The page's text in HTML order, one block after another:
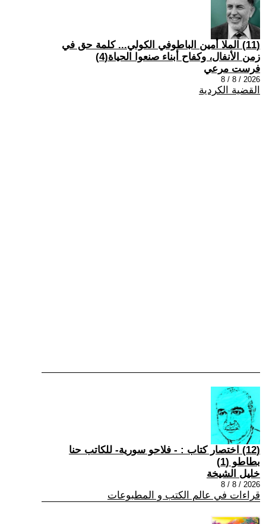
(11) الملا أمين الباطوفي الكولي... كلمة حق في
زمن الأنفال، وكفاح أبناء صنعوا الحياة(4)
فرست مرعي
2026 / 8 / 8
القضية الكردية
(12) اختصار كتاب : - فلاحو سورية- للكاتب حنا
بطاطو (1)
خليل الشيخة
2026 / 8 / 8
قراءات في عالم الكتب و المطبوعات